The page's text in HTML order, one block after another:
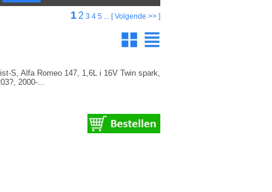
1 2 3 4 5 ... [ Volgende >> ]
S, Alfa Romeo 147, 1,6L i 16V Twin spark,
2000-...